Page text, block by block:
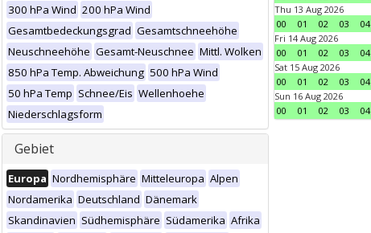
300 hPa Wind 200 hPa Wind
Gesamtbedeckungsgrad Gesamtschneehöhe
Neuschneehöhe Gesamt-Neuschnee Mittl. Wolken
850 hPa Temp. Abweichung 500 hPa Wind
50 hPa Temp Schnee/Eis Wellenhoehe
Niederschlagsform
Gebiet
Europa Nordhemisphäre Mitteleuropa Alpen
Nordamerika Deutschland Dänemark
Skandinavien Südhemisphäre Südamerika Afrika
Thu 13 Aug 2026
00
01 02 03 04
Fri 14 Aug 2026
00
01 02 03 04
Sat 15 Aug 2026
00
01 02 03 04
Sun 16 Aug 2026
00
01 02 03 04